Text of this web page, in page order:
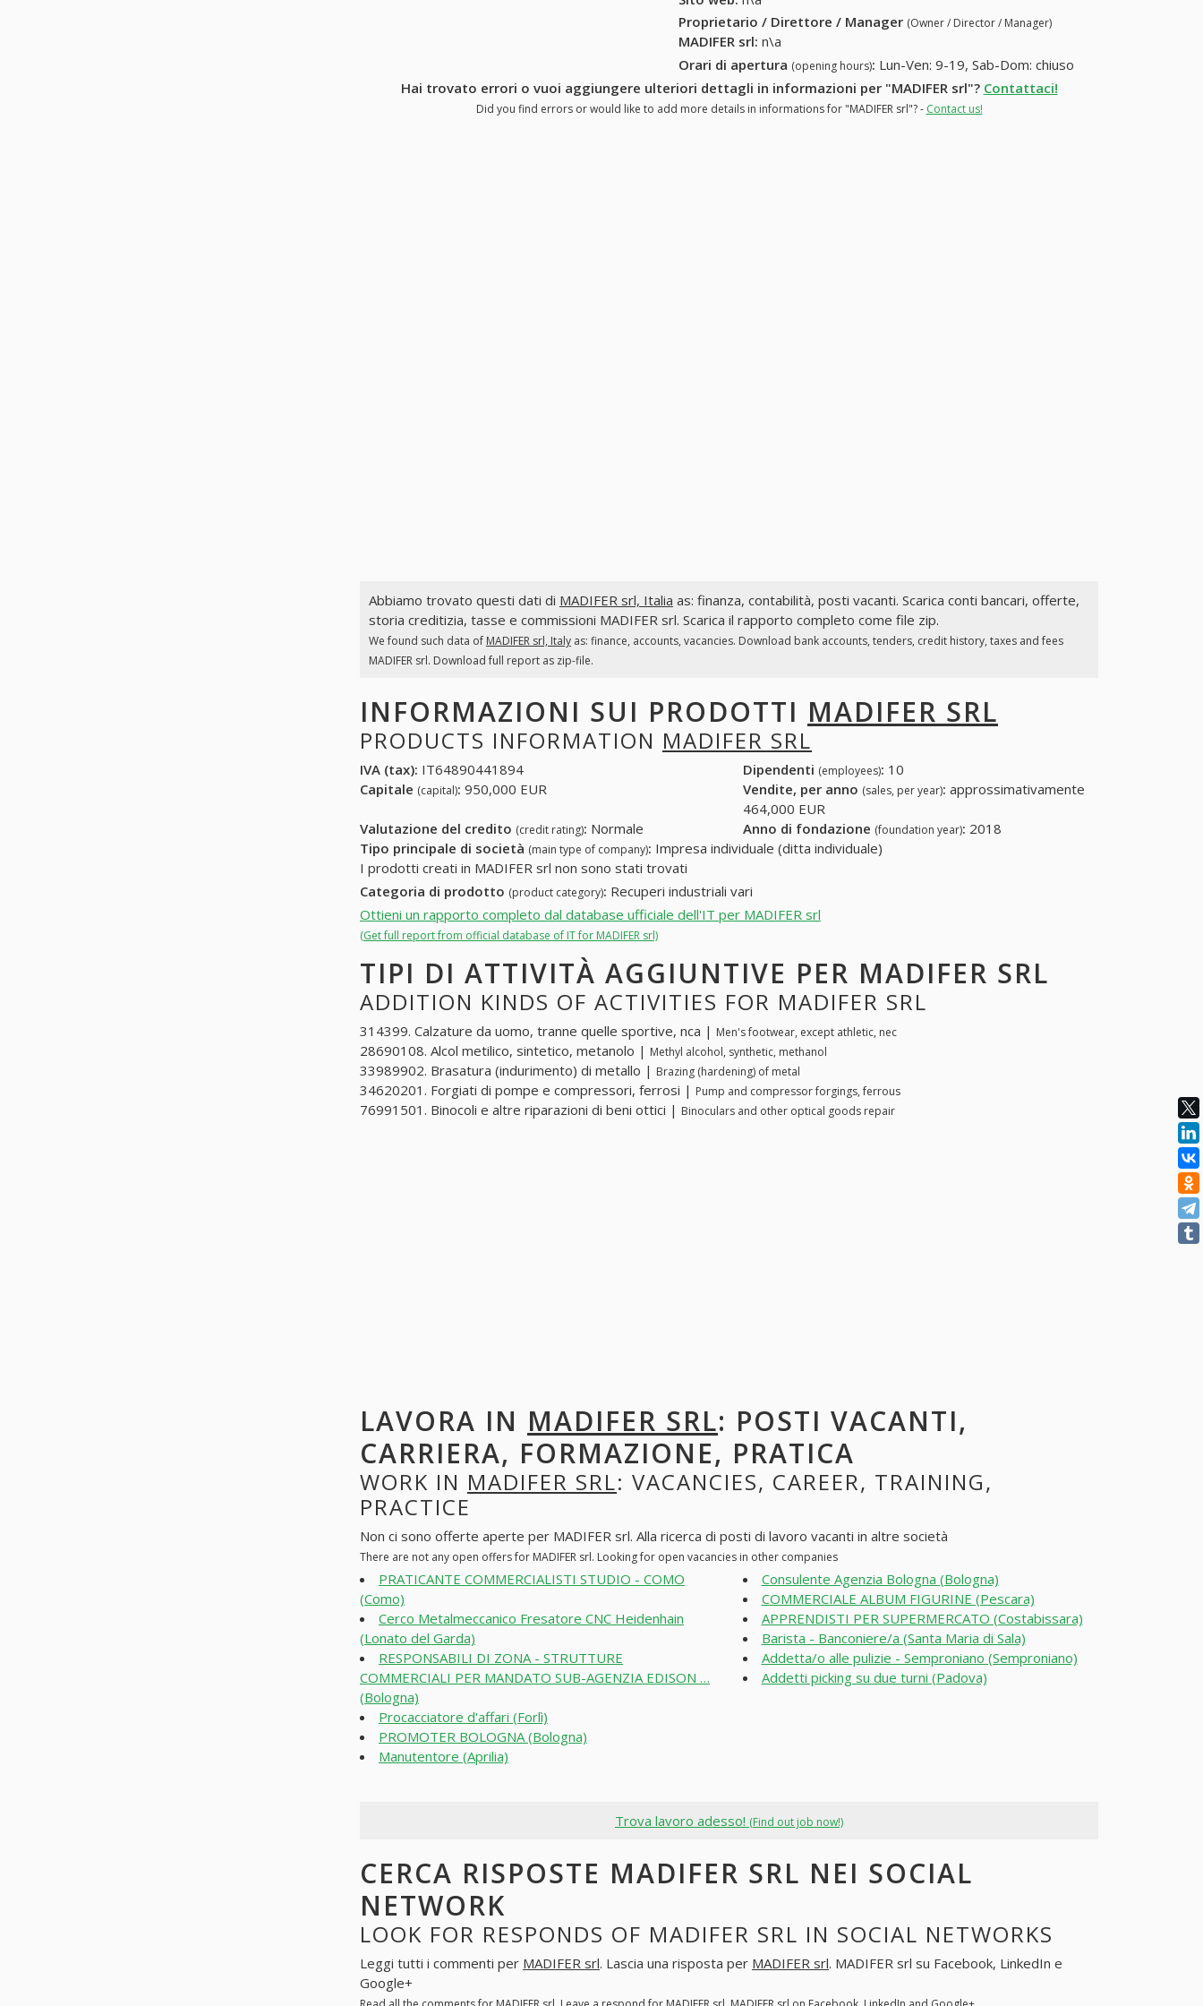
Proprietario / Direttore / Manager (Owner / Director / Manager)
MADIFER srl: n\a
Orari di apertura (opening hours): Lun-Ven: 9-19, Sab-Dom: chiuso
Hai trovato errori o vuoi aggiungere ulteriori dettagli in informazioni per "MADIFER srl"? Contattaci!
Did you find errors or would like to add more details in informations for "MADIFER srl"? - Contact us!
Abbiamo trovato questi dati di MADIFER srl, Italia as: finanza, contabilità, posti vacanti. Scarica conti bancari, offerte,
storia creditizia, tasse e commissioni MADIFER srl. Scarica il rapporto completo come file zip.
We found such data of MADIFER srl, Italyas: finance, accounts, vacancies. Download bank accounts, tenders, credit history, taxes and fees
MADIFER srl. Download full report as zip-file.
INFORMAZIONI SUI PRODOTTI MADIFER SRL
PRODUCTS INFORMATION MADIFER SRL
IVA (tax): IT64890441894 Dipendenti (employees): 10
Capitale (capital): 950,000 EUR Vendite, per anno (sales, per year): approssimativamente
464,000 EUR
Valutazione del credito (credit rating): Normale Anno di fondazione (foundation year): 2018
Tipo principale di società (main type of company): Impresa individuale (ditta individuale)
I prodotti creati in MADIFER srl non sono stati trovati
Categoria di prodotto (product category): Recuperi industriali vari
Ottieni un rapporto completo dal database ufficiale dell'IT per MADIFER srl
(Get full report from official database of IT for MADIFER srl)
TIPI DI ATTIVITÀ AGGIUNTIVE PER MADIFER SRL
ADDITION KINDS OF ACTIVITIES FOR MADIFER SRL
314399. Calzature da uomo, tranne quelle sportive, nca | Men's footwear, except athletic, nec
28690108. Alcol metilico, sintetico, metanolo | Methyl alcohol, synthetic, methanol
33989902. Brasatura (indurimento) di metallo | Brazing (hardening) of metal
34620201. Forgiati di pompe e compressori, ferrosi | Pump and compressor forgings, ferrous
76991501. Binocoli e altre riparazioni di beni ottici | Binoculars and other optical goods repair
LAVORA IN MADIFER SRL: POSTI VACANTI,
CARRIERA, FORMAZIONE, PRATICA
WORK IN MADIFER SRL: VACANCIES, CAREER, TRAINING,
PRACTICE
Non ci sono offerte aperte per MADIFER srl. Alla ricerca di posti di lavoro vacanti in altre società
There are not any open offers for MADIFER srl. Looking for open vacancies in other companies
PRATICANTE COMMERCIALISTI STUDIO - COMO
(Como)
Cerco Metalmeccanico Fresatore CNC Heidenhain
(Lonato del Garda)
RESPONSABILI DI ZONA - STRUTTURE
COMMERCIALI PER MANDATO SUB-AGENZIA EDISON …
(Bologna)
Procacciatore d'affari (Forlì)
PROMOTER BOLOGNA (Bologna)
Manutentore (Aprilia)
Consulente Agenzia Bologna (Bologna)
COMMERCIALE ALBUM FIGURINE (Pescara)
APPRENDISTI PER SUPERMERCATO (Costabissara)
Barista - Banconiere/a (Santa Maria di Sala)
Addetta/o alle pulizie - Semproniano (Semproniano)
Addetti picking su due turni (Padova)
Trova lavoro adesso! (Find out job now!)
CERCA RISPOSTE MADIFER SRL NEI SOCIAL
NETWORK
LOOK FOR RESPONDS OF MADIFER SRL IN SOCIAL NETWORKS
Leggi tutti i commenti per MADIFER srl. Lascia una risposta per MADIFER srl. MADIFER srl su Facebook, LinkedIn e
Google+